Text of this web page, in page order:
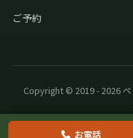
ご予約
Copyright © 2019 - 2026
お電話